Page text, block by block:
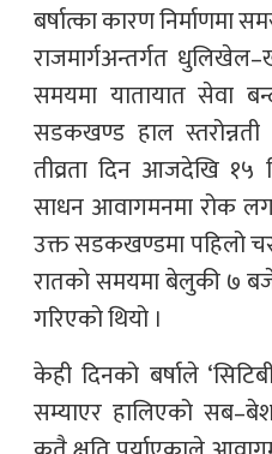
बर्षात्का कारण
राजमार्गअन्तर्गत
समयमा यातायात सेवा
सडकखण्ड हाल
तीव्रता दिन आजदेखि १५
साधन आवागमनमा रोक
उक्त सडकखण्डमा पहिलो
रातको समयमा बेलुकी ७
गरिएको थियो ।
केही दिनको बर्षाले
सम्याएर हालिएको